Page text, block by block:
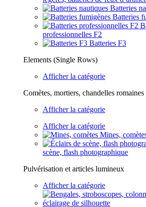
Batteries
Batteries
professionnelles F2
Batteries F3
Elements (Single Rows)
Afficher la catégorie
Comètes, mortiers, chandelles romaines
Afficher la catégorie
Afficher la catégorie
Mines,
scène, flash photographique
Pulvérisation et articles lumineux
Afficher la catégorie